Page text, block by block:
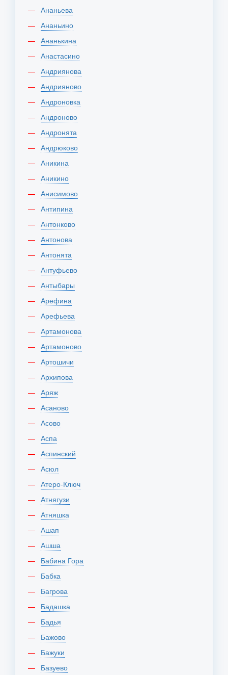
Ананьева
Ананьино
Ананькина
Анастасино
Андриянова
Андрияново
Андроновка
Андроново
Андронята
Андрюково
Аникина
Аникино
Анисимово
Антипина
Антонково
Антонова
Антонята
Антуфьево
Антыбары
Арефина
Арефьева
Артамонова
Артамоново
Артошичи
Архипова
Аряж
Асаново
Асово
Аспа
Аспинский
Асюл
Атеро-Ключ
Атнягузи
Атняшка
Ашап
Ашша
Бабина Гора
Бабка
Багрова
Бадашка
Бадья
Бажово
Бажуки
Базуево